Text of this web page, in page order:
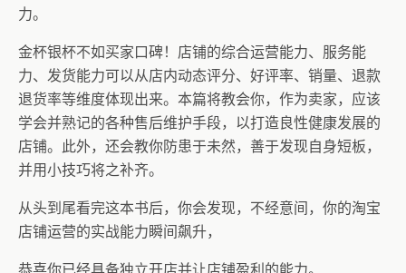
力。
金杯银杯不如买家口碑！店铺的综合运营能力、服务能
力、发货能力可以从店内动态评分、好评率、销量、退款
退货率等维度体现出来。本篇将教会你，作为卖家，应该
学会并熟记的各种售后维护手段，以打造良性健康发展的
店铺。此外，还会教你防患于未然，善于发现自身短板，
并用小技巧将之补齐。
从头到尾看完这本书后，你会发现，不经意间，你的淘宝
店铺运营的实战能力瞬间飙升，